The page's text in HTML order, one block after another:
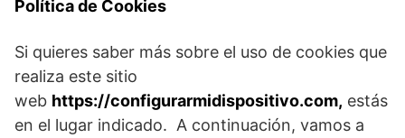
Política de Cookies
Si quieres saber más sobre el uso de cookies que
realiza este sitio
web https://configurarmidispositivo.com, estás
en el lugar indicado. A continuación, vamos a